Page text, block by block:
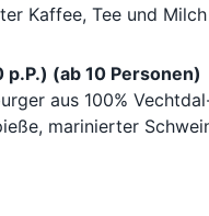
Kaffee, Tee und Milch
p.P.) (ab 10 Personen)
aus 100%
marinierter